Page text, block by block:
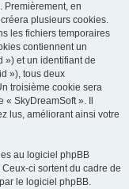
Premièrement, en
plusieurs cookies.
les fichiers temporaires
contiennent un
») et un identifiant de
»), tous deux
troisième cookie sera
SkyDreamSoft ». Il
lus, améliorant ainsi votre
au logiciel phpBB
ci sortent du cadre de
le logiciel phpBB.